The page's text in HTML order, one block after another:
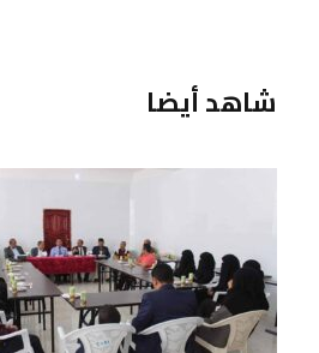
شاهد أيضا
ورش عمل اعتماد مقرارات
وقبالة